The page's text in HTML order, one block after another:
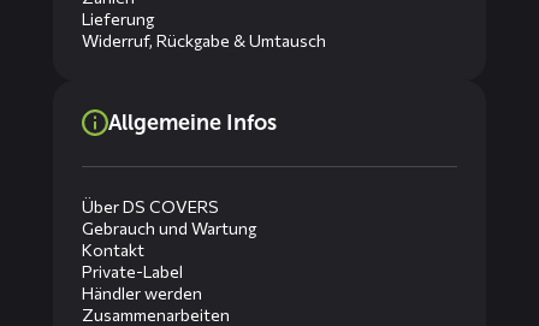
Lieferung
Widerruf, Rückgabe & Umtausch
Allgemeine Infos
Über DS COVERS
Gebrauch und Wartung
Kontakt
Private-Label
Händler werden
Zusammenarbeiten